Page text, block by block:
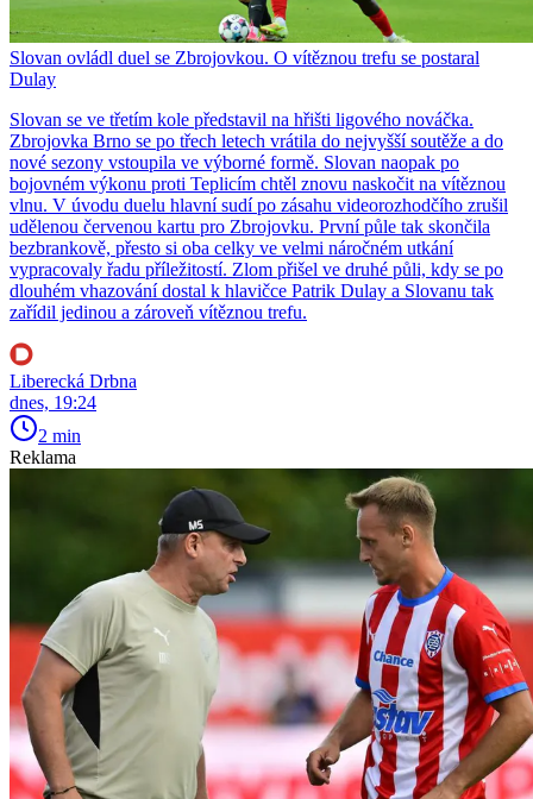
Slovan ovládl duel se Zbrojovkou. O vítěznou trefu se postaral
Dulay
Slovan se ve třetím kole představil na hřišti ligového nováčka.
Zbrojovka Brno se po třech letech vrátila do nejvyšší soutěže a do
nové sezony vstoupila ve výborné formě. Slovan naopak po
bojovném výkonu proti Teplicím chtěl znovu naskočit na vítěznou
vlnu. V úvodu duelu hlavní sudí po zásahu videorozhodčího zrušil
udělenou červenou kartu pro Zbrojovku. První půle tak skončila
bezbrankově, přesto si oba celky ve velmi náročném utkání
vypracovaly řadu příležitostí. Zlom přišel ve druhé půli, kdy se po
dlouhém vhazování dostal k hlavičce Patrik Dulay a Slovanu tak
zařídil jedinou a zároveň vítěznou trefu.
Liberecká Drbna
dnes, 19:24
2 min
Reklama